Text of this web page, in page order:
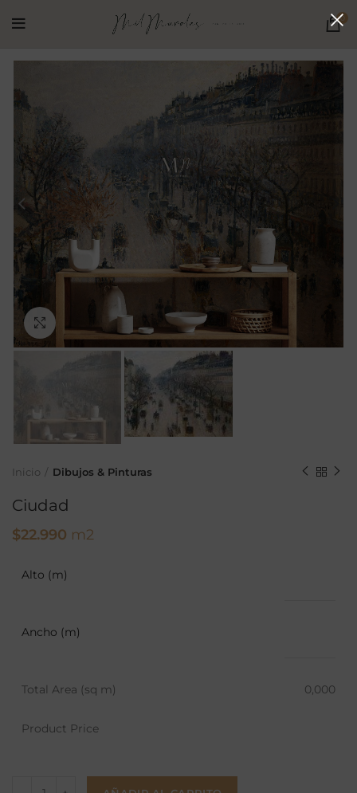
0
Inicio Dibujos & Pinturas
Ciudad
$22.990 m2
Alto (m)
Ancho (m)
Total Area (sq m) 0,000
Product Price